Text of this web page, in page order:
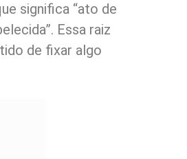
significa “ato de
Essa raiz
de fixar algo